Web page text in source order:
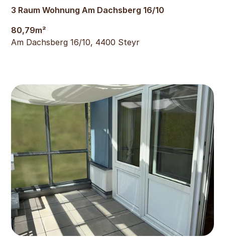
772€
3 Raum Wohnung Am Dachsberg 16/10
80,79m²
Am Dachsberg 16/10, 4400 Steyr